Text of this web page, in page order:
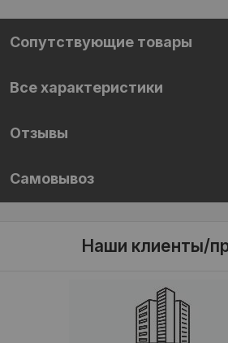
Сопутствующие товары
Все характеристики
Отзывы
Самовывоз
Наши клиенты/